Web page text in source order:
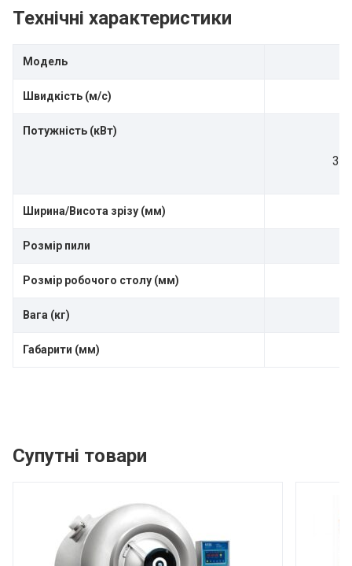
Технічні характеристики
Модель
Швидкість (м/с)
Потужність (кВт)
Ширина/Висота зрізу (мм)
Розмір пили
Розмір робочого столу (мм)
Вага (кг)
Габарити (мм)
Супутні товари